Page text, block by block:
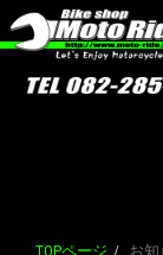
TOPページ お